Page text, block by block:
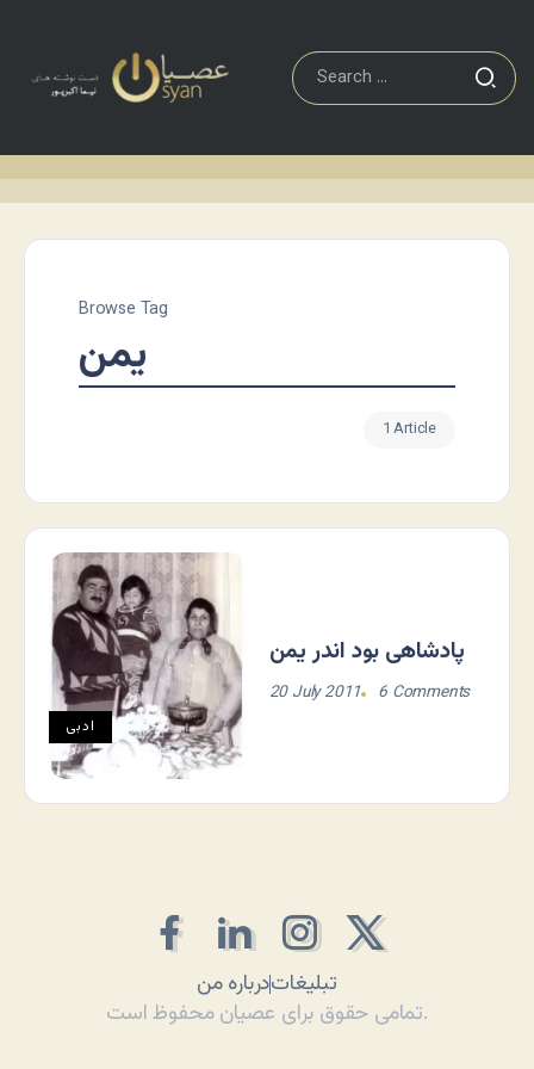
Browse Tag
یمن
1 Article
ادبی
پادشاهی بود اندر یمن
20 July 2011 6 Comments
درباره منتبلیغات
تمامی حقوق برای عصیان محفوظ است.